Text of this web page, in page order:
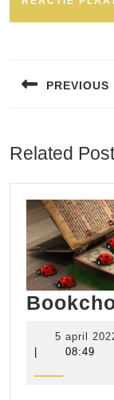
PREVIOUS
Related Post
5 april
|
08:49